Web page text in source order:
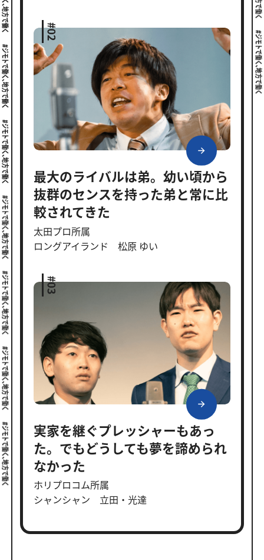
最大のライバルは弟。幼い頃から
抜群のセンスを持った弟と常に比
較されてきた
太田プロ所属
ロングアイランド 松原 ゆい
実家を継ぐプレッシャーもあっ
た。でもどうしても夢を諦められ
なかった
ホリプロコム所属
シャンシャン 立田・光達